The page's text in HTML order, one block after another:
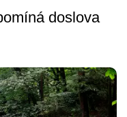
doslova